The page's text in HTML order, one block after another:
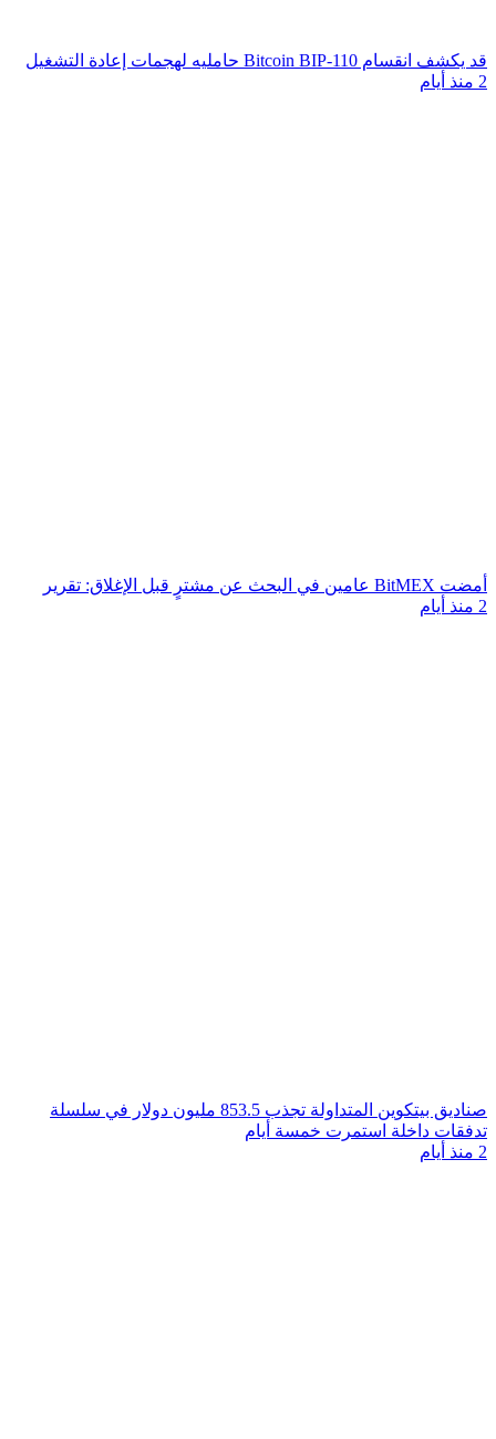
قد يكشف انقسام Bitcoin BIP-110 حامليه لهجمات إعادة التشغيل
2 منذ أيام
أمضت BitMEX عامين في البحث عن مشترٍ قبل الإغلاق: تقرير
2 منذ أيام
صناديق بيتكوين المتداولة تجذب 853.5 مليون دولار في سلسلة
تدفقات داخلة استمرت خمسة أيام
2 منذ أيام